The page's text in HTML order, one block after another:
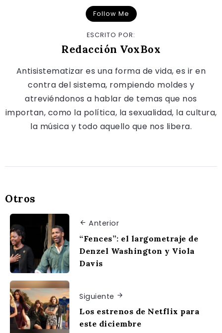
Follow Me
ESCRITO POR:
Redacción VoxBox
Antisistematizar es una forma de vida, es ir en
contra del sistema, rompiendo moldes y
atreviéndonos a hablar de temas que nos
importan, como la política, la sexualidad, la cultura,
la música y todo aquello que nos libera.
Otros
Anterior
“Fences”: el largometraje de
Denzel Washington y Viola
Davis
Siguiente
Los estrenos de Netflix para
este diciembre